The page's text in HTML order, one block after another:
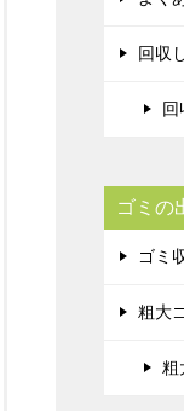
回収
回
ゴミの
ゴミ
粗大
粗